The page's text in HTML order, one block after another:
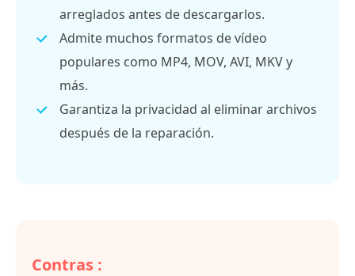
arreglados antes de descargarlos.
Admite muchos formatos de vídeo
populares como MP4, MOV, AVI, MKV y
más.
Garantiza la privacidad al eliminar archivos
después de la reparación.
Contras :